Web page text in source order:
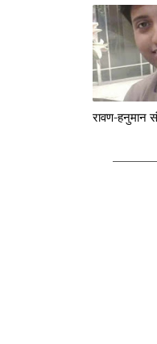
रावण-हनुमान